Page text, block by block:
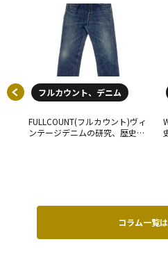
フルカウント、デニム
FULLCOUNT(フルカウント)ヴィ
ンテージデニムの研究、歴史に
コラム一覧